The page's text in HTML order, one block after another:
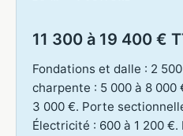
11 300 à 19 400 €
Fondations et dalle : 2
charpente : 5 000 à 8 000
3 000 €. Porte
Électricité : 600 à 1 200